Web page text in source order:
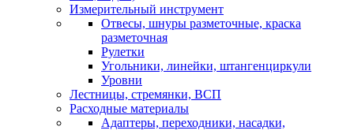
Измерительный инструмент
Отвесы, шнуры разметочные, краска
разметочная
Рулетки
Угольники, линейки, штангенциркули
Уровни
Лестницы, стремянки, ВСП
Расходные материалы
Адаптеры, переходники, насадки,